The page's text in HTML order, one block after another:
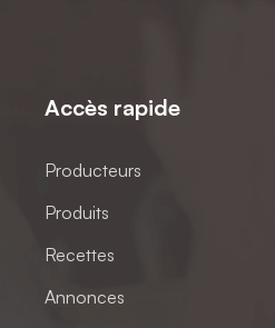
Accès rapide
Producteurs
Produits
Recettes
Annonces